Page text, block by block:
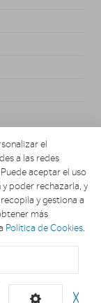
el
a las redes
aceptar el uso
poder rechazarla, y
y gestiona a
más
Política de Cookies.
╳